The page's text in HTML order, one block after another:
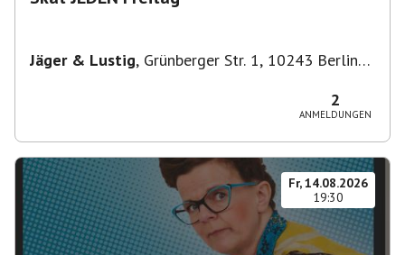
Jäger & Lustig, Grünberger Str. 1, 10243 Berlin-
2
ANMELDUNGEN
Fr, 14.08.2026
19:30